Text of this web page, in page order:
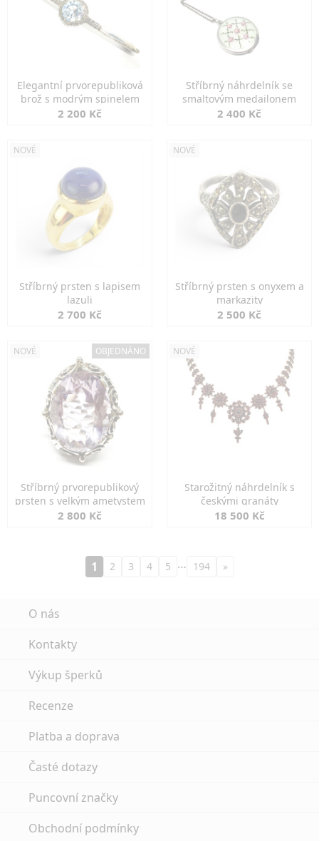
Elegantní prvorepubliková
brož s modrým spinelem
2 200 Kč
Stříbrný náhrdelník se
smaltovým medailonem
2 400 Kč
NOVÉ
Stříbrný prsten s lapisem
lazuli
2 700 Kč
NOVÉ
Stříbrný prsten s onyxem a
markazity
2 500 Kč
NOVÉ OBJEDNÁNO
Stříbrný prvorepublikový
prsten s velkým ametystem
2 800 Kč
NOVÉ
Starožitný náhrdelník s
českými granáty
18 500 Kč
1 2 3 4 5 … 194 »
O nás
Kontakty
Výkup šperků
Recenze
Platba a doprava
Časté dotazy
Puncovní značky
Obchodní podmínky